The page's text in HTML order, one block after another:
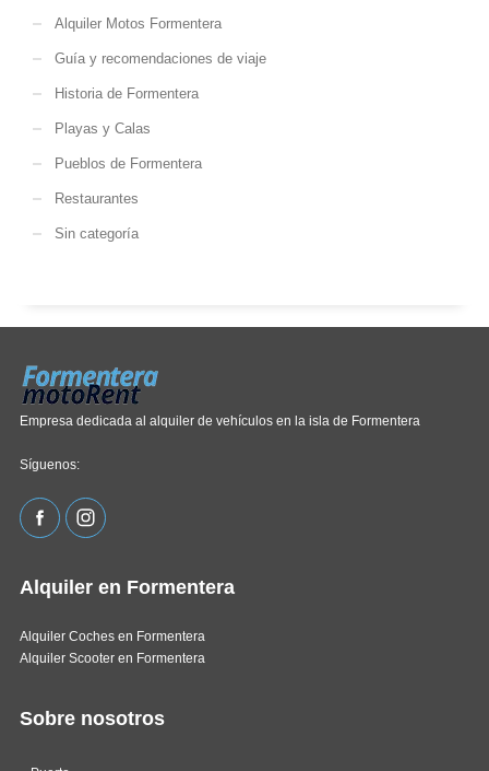
Alquiler Motos Formentera
Guía y recomendaciones de viaje
Historia de Formentera
Playas y Calas
Pueblos de Formentera
Restaurantes
Sin categoría
Empresa dedicada al alquiler de vehículos en la isla de Formentera
Síguenos:
Alquiler en Formentera
Alquiler Coches en Formentera
Alquiler Scooter en Formentera
Sobre nosotros